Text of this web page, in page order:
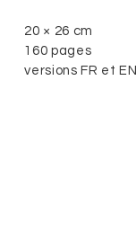
20 × 26 cm
160 pages
versions FR et EN